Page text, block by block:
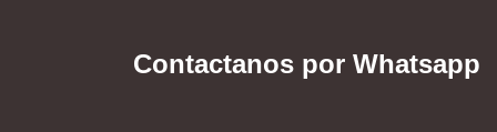
Contactanos por Whatsapp